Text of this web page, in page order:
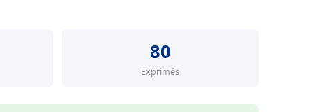
80
Exprimés